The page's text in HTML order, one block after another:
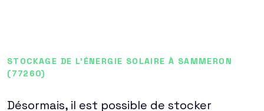
STOCKAGE DE L'ÉNERGIE SOLAIRE À SAMMERON
(77260)
Désormais, il est possible de stocker